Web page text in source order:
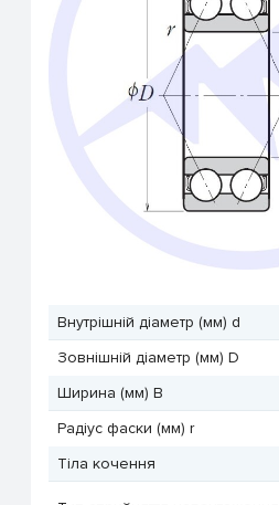
Внутрішній діаметр (мм) d
Зовнішній діаметр (мм) D
Ширина (мм) B
Радіус фаски (мм) r
Тіла кочення